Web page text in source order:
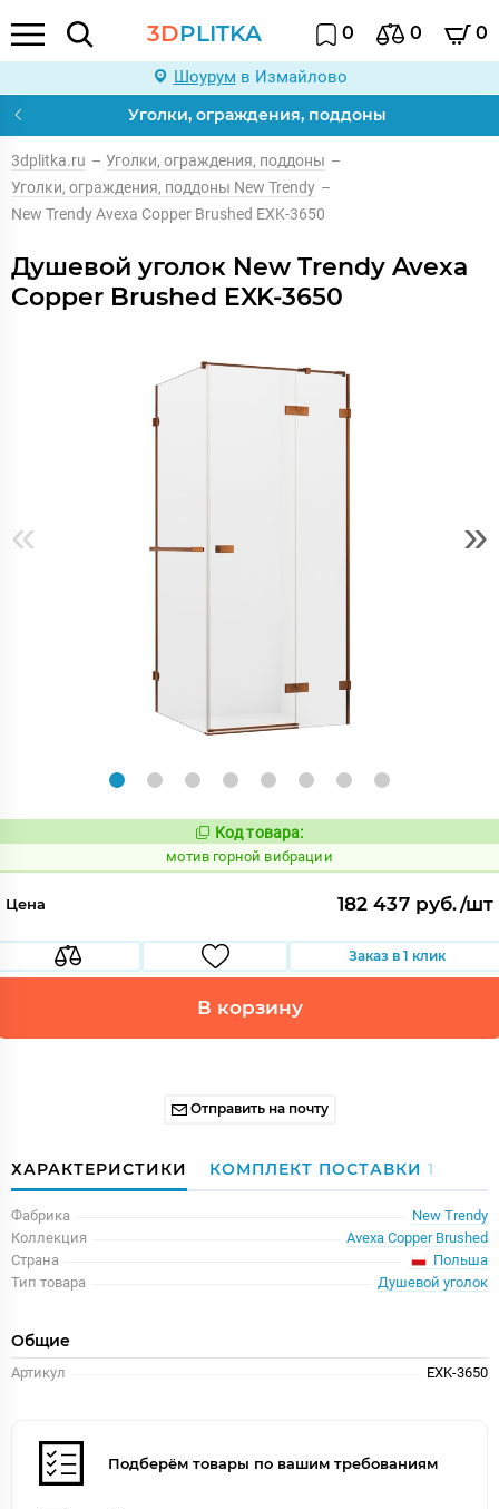
3DPLITKA 0 0 0
Шоурум в Измайлово
Уголки, ограждения, поддоны
3dplitka.ru – Уголки, ограждения, поддоны –
Уголки, ограждения, поддоны New Trendy –
New Trendy Avexa Copper Brushed EXK-3650
Душевой уголок New Trendy Avexa
Copper Brushed EXK-3650
« »
Код:
1033635
Код товара:
мотив горной вибрации
Цена 182 437 руб./шт
Заказ в 1 клик
В корзину
Отправить на почту
ХАРАКТЕРИСТИКИ КОМПЛЕКТ ПОСТАВКИ 1
Фабрика
New Trendy
Коллекция
Avexa Copper Brushed
Страна
Польша
Тип товара
Душевой уголок
Общие
Артикул EXK-3650
Подберём товары по вашим требованиям